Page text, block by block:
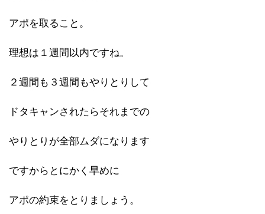
アポを取ること。
理想は１週間以内ですね。
２週間も３週間もやりとりして
ドタキャンされたらそれまでの
やりとりが全部ムダになります
ですからとにかく早めに
アポの約束をとりましょう。